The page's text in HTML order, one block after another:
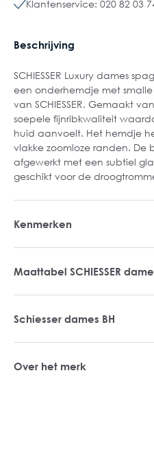
Klantenservice: 020 82 03
Beschrijving
SCHIESSER Luxury dames
een onderhemdje met
van SCHIESSER. Gemaakt
soepele fijnribkwaliteit
huid aanvoelt. Het hemdje
vlakke zoomloze randen. De
afgewerkt met een subtiel
geschikt voor de
Kenmerken
Maattabel SCHIESSER
Schiesser dames BH
Over het merk